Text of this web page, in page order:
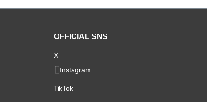
OFFICIAL SNS
X
Instagram
TikTok